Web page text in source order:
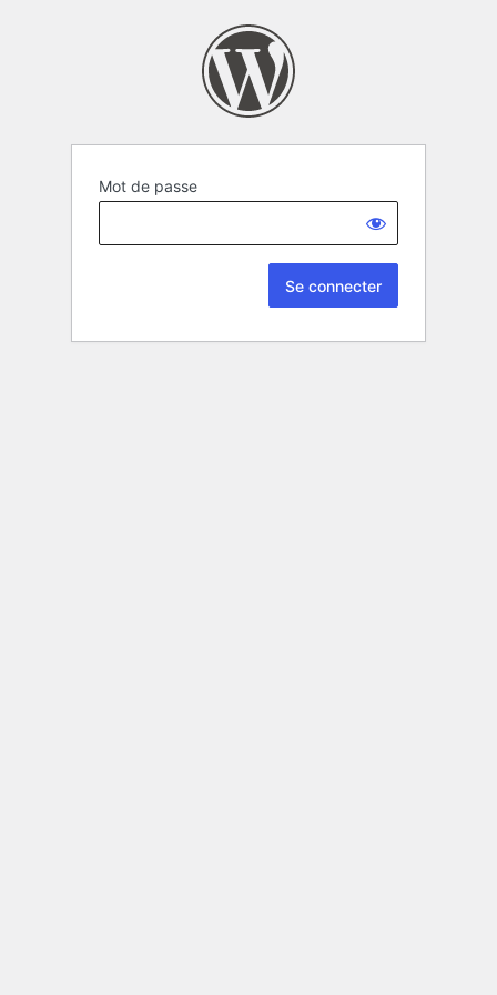
Mot de passe